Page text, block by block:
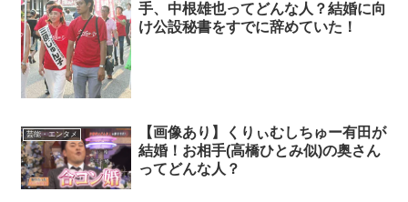
手、中根雄也ってどんな人？結婚に向
け公設秘書をすでに辞めていた！
芸能・エンタメ
【画像あり】くりぃむしちゅー有田が
結婚！お相手(高橋ひとみ似)の奥さん
ってどんな人？